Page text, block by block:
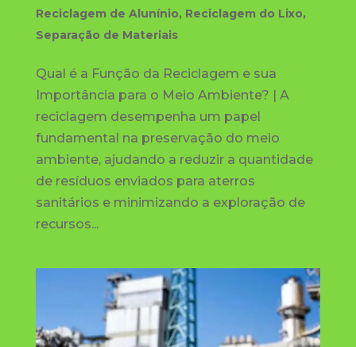
Reciclagem de Alunínio, Reciclagem do Lixo,
Separação de Materiais
Qual é a Função da Reciclagem e sua
Importância para o Meio Ambiente? | A
reciclagem desempenha um papel
fundamental na preservação do meio
ambiente, ajudando a reduzir a quantidade
de resíduos enviados para aterros
sanitários e minimizando a exploração de
recursos...